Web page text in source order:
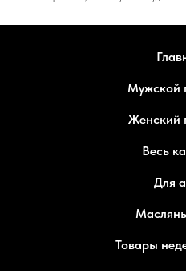
Мужской
Женский
Весь
Для
Товары